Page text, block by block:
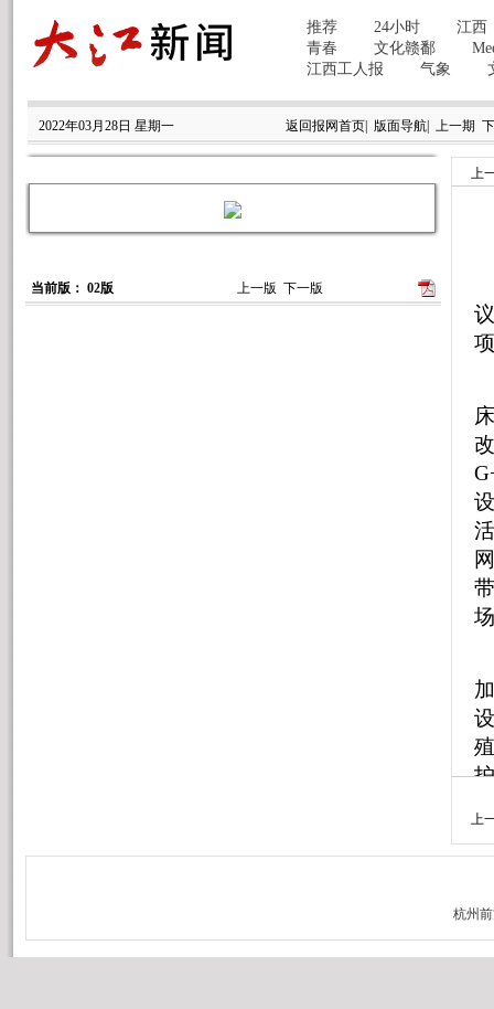
2022年03月28日 星期一 返回报网首页| 版面导航| 上一期
当前版： 02版 上一版 下一版
上
上